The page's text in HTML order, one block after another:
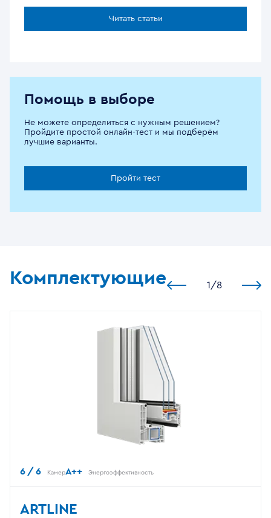
Читать статьи
Помощь в выборе
Не можете определиться с нужным решением?
Пройдите простой онлайн-тест и мы подберём
лучшие варианты.
Пройти тест
Комплектующие 1 /8
6 / 6 КамерA++ Энергоэффективность
ARTLINE